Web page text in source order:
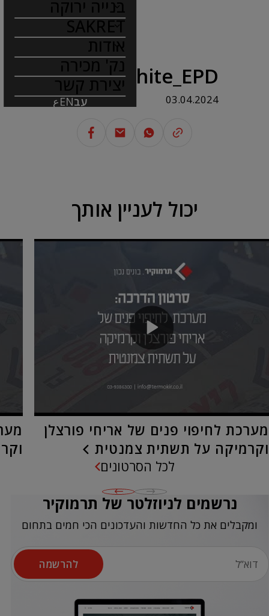
בנייה ירוקה
SAKRET
אודות
נק' מכירה
יצירת קשר
עבENع
FL 810 White_EPD
03.04.2024
יכול לעניין אותך
מערכת לחיפוי פנים של אריחי פורצלן
וקרמיקה על תשתית צמנטית
לכל הסרטונים
נרשמים לניוזלטר של תרמוקיר
ומקבלים את כל החדשות והעדכונים הכי חמים בתחום
להרשמה